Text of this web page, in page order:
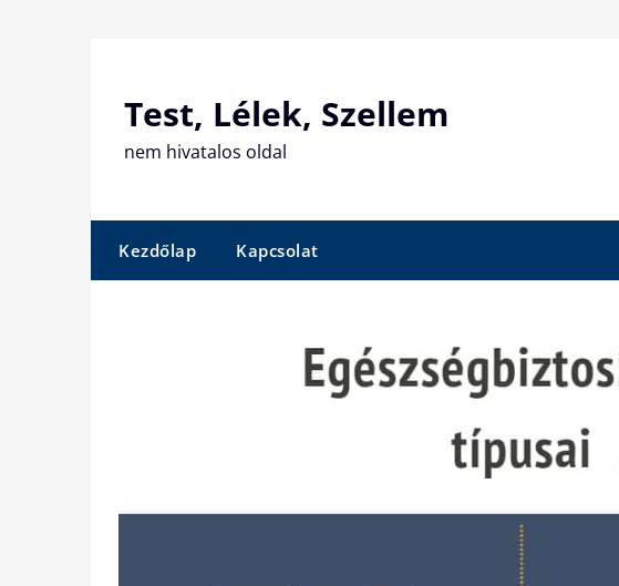
Test, Lélek, Szellem
nem hivatalos oldal
Kezdőlap Kapcsolat